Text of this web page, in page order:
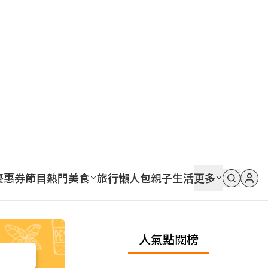
惠券節目熱門美食 旅行懶人包親子生活更多
人氣點閱榜